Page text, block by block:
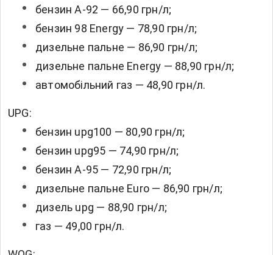
бензин А-92 — 66,90 грн/л;
бензин 98 Energy — 78,90 грн/л;
дизельне пальне — 86,90 грн/л;
дизельне пальне Energy — 88,90 грн/л;
автомобільний газ — 48,90 грн/л.
UPG:
бензин upg100 — 80,90 грн/л;
бензин upg95 — 74,90 грн/л;
бензин А-95 — 72,90 грн/л;
дизельне пальне Euro — 86,90 грн/л;
дизель upg — 88,90 грн/л;
газ — 49,00 грн/л.